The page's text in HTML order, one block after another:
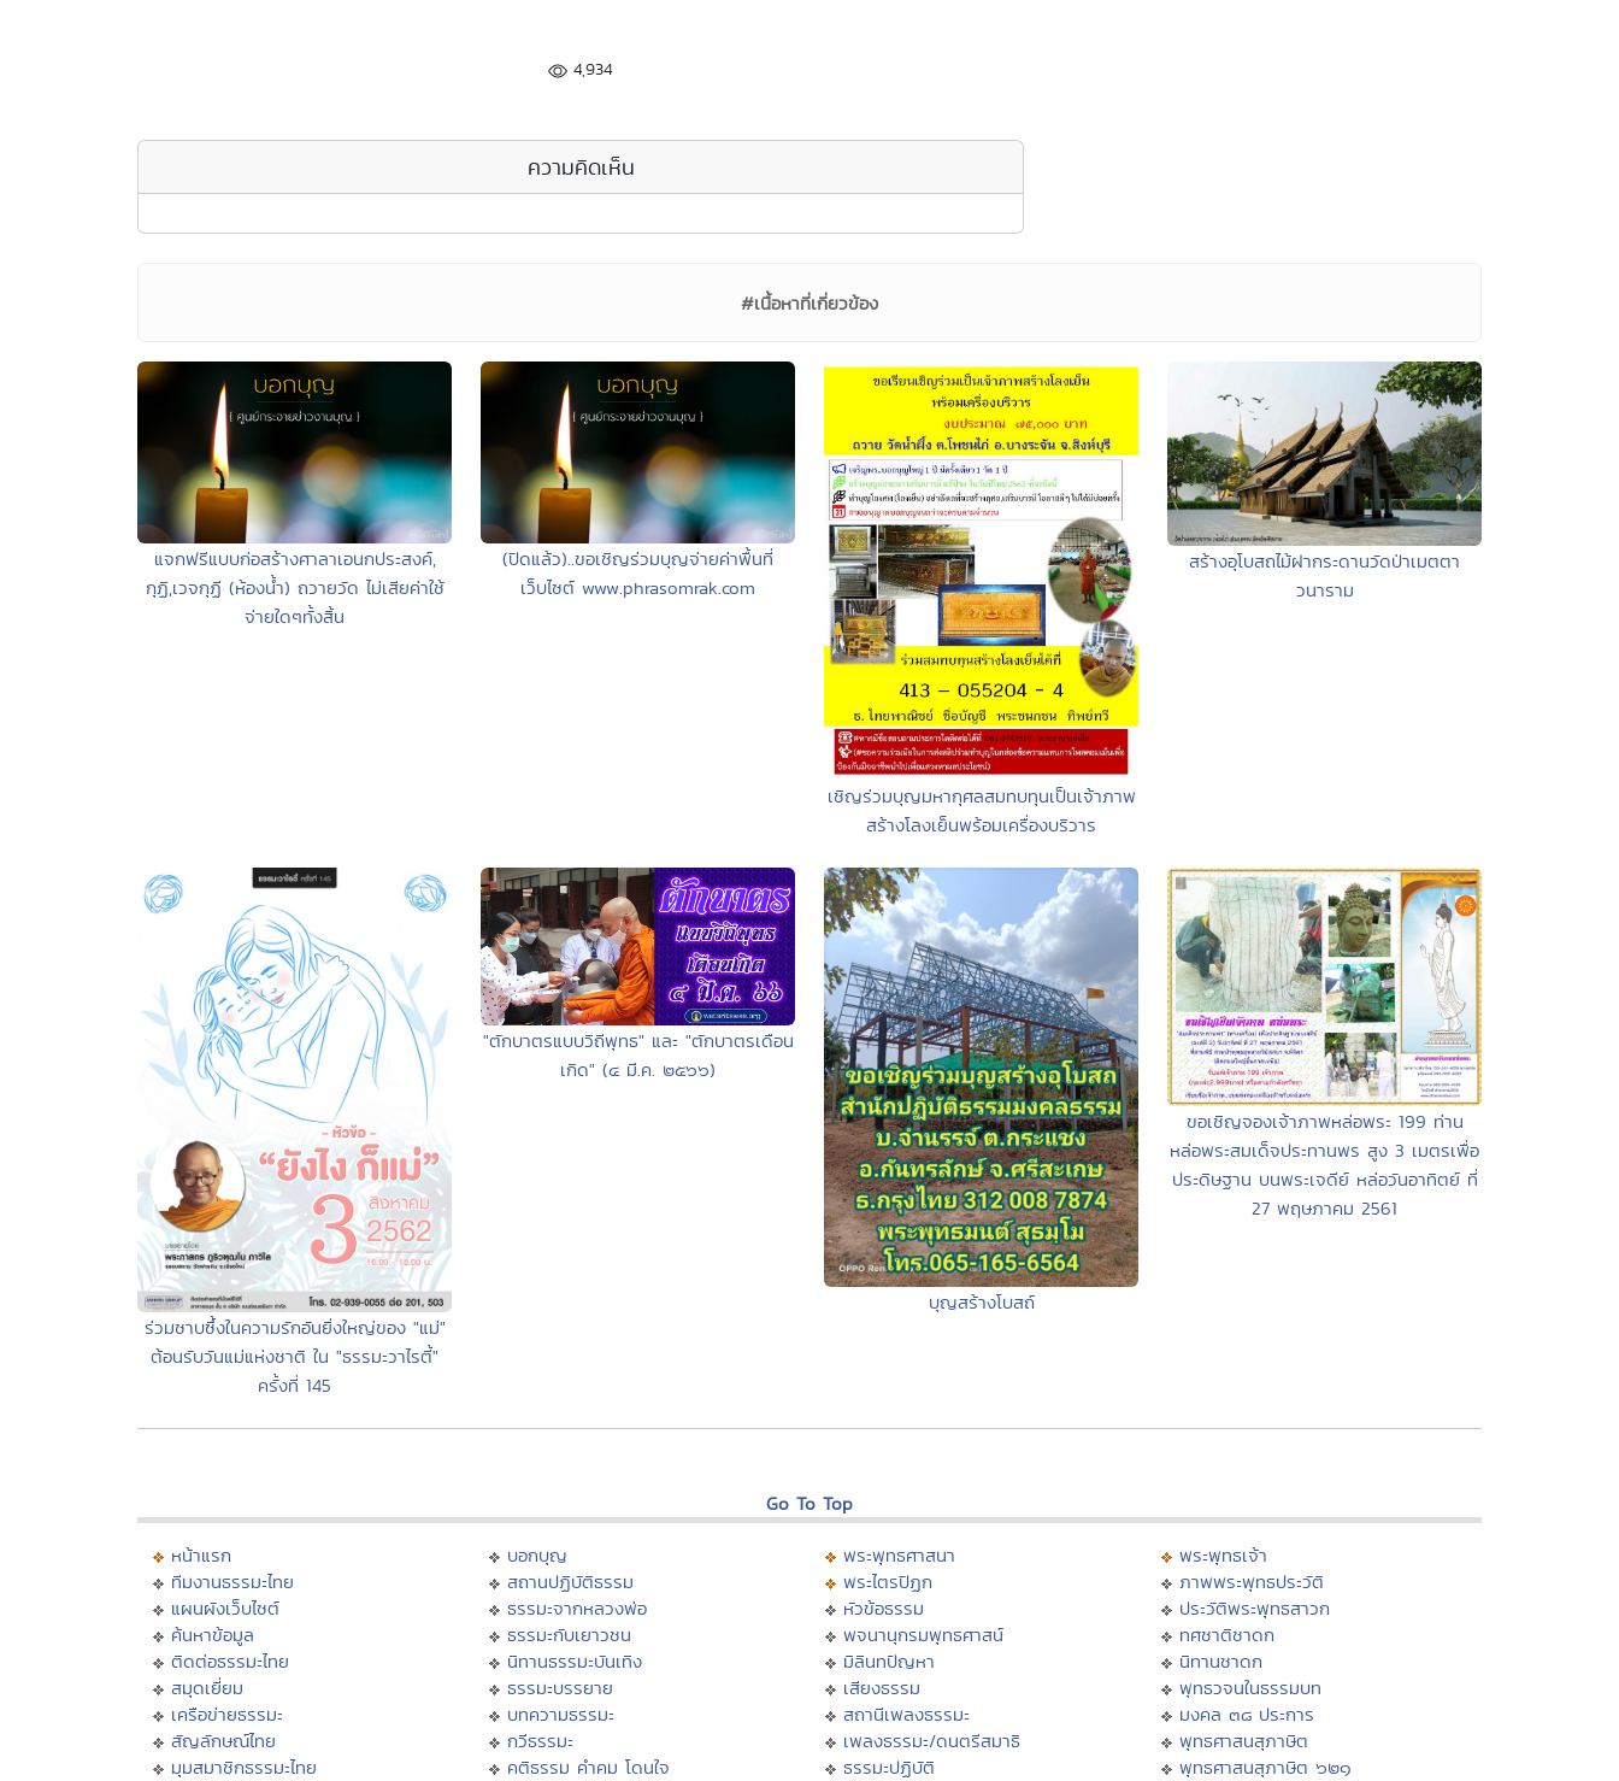
4,934
ความคิดเห็น
#เนื้อหาที่เกี่ยวข้อง
แจกฟรีแบบก่อสร้างศาลาเอนกประสงค์,
กุฏิ,เวจกุฏี (ห้องน้ำ) ถวายวัด ไม่เสียค่าใช้
จ่ายใดๆทั้งสิ้น
(ปิดแล้ว)..ขอเชิญร่วมบุญจ่ายค่าพื้นที่
เว็บไซต์ www.phrasomrak.com
เชิญร่วมบุญมหากุศลสมทบทุนเป็นเจ้าภาพ
สร้างโลงเย็นพร้อมเครื่องบริวาร
สร้างอุโบสถไม้ฝากระดานวัดป่าเมตตา
วนาราม
ร่วมซาบซึ้งในความรักอันยิ่งใหญ่ของ "แม่"
ต้อนรับวันแม่แห่งชาติ ใน "ธรรมะวาไรตี้"
ครั้งที่ 145
"ตักบาตรแบบวิถีพุทธ" และ "ตักบาตรเดือน
เกิด" (๔ มี.ค. ๒๕๖๖)
บุญสร้างโบสถ์
ขอเชิญจองเจ้าภาพหล่อพระ 199 ท่าน
หล่อพระสมเด็จประทานพร สูง 3 เมตรเพื่อ
ประดิษฐาน บนพระเจดีย์ หล่อวันอาทิตย์ ที่
27 พฤษภาคม 2561
Go To Top
หน้าแรก
ทีมงานธรรมะไทย
แผนผังเว็บไซต์
ค้นหาข้อมูล
ติดต่อธรรมะไทย
สมุดเยี่ยม
เครือข่ายธรรมะ
สัญลักษณ์ไทย
มุมสมาชิกธรรมะไทย
บอกบุญ
สถานปฏิบัติธรรม
ธรรมะจากหลวงพ่อ
ธรรมะกับเยาวชน
นิทานธรรมะบันเทิง
ธรรมะบรรยาย
บทความธรรมะ
กวีธรรมะ
คติธรรม คำคม โดนใจ
พระพุทธศาสนา
พระไตรปิฏก
หัวข้อธรรม
พจนานุกรมพุทธศาสน์
มิลินทปัญหา
เสียงธรรม
สถานีเพลงธรรมะ
เพลงธรรมะ/ดนตรีสมาธิ
ธรรมะปฏิบัติ
พระพุทธเจ้า
ภาพพระพุทธประวัติ
ประวัติพระพุทธสาวก
ทศชาติชาดก
นิทานชาดก
พุทธวจนในธรรมบท
มงคล ๓๘ ประการ
พุทธศาสนสุภาษิต
พุทธศาสนสุภาษิต ๖๒๑